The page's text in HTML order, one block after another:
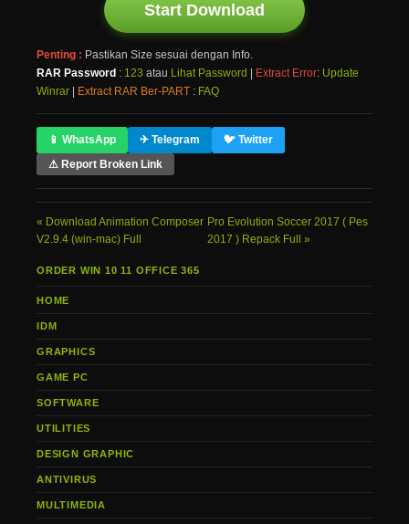
Start Download
Penting : Pastikan Size sesuai dengan Info.
RAR Password : 123 atau Lihat Password Extract Error: Update
Winrar
Extract RAR Ber-PART : FAQ
📱 WhatsApp ✈ Telegram
🐦 Twitter
⚠ Report Broken Link
Download Animation Composer
V2.9.4 (win-mac) Full
Pro Evolution Soccer 2017 ( Pes
2017 ) Repack Full
ORDER WIN 10 11 OFFICE 365
HOME
IDM
GRAPHICS
GAME PC
SOFTWARE
UTILITIES
DESIGN GRAPHIC
ANTIVIRUS
MULTIMEDIA